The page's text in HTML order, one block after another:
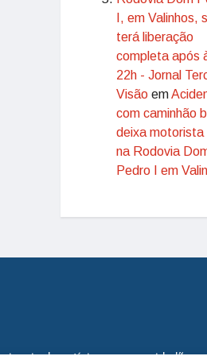
I, em Valinhos,
terá liberação
completa após
22h - Jornal
Visão em
com caminhão
deixa motorista
na Rodovia
Pedro I em